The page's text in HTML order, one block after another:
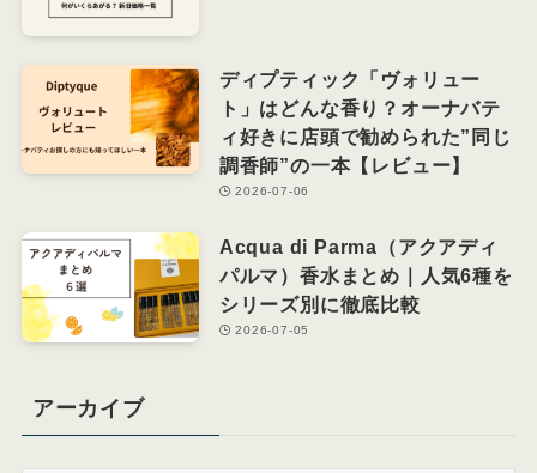
ディプティック「ヴォリュー
ト」はどんな香り？オーナバテ
ィ好きに店頭で勧められた”同じ
調香師”の一本【レビュー】
2026-07-06
Acqua di Parma（アクアディ
パルマ）香水まとめ｜人気6種を
シリーズ別に徹底比較
2026-07-05
アーカイブ